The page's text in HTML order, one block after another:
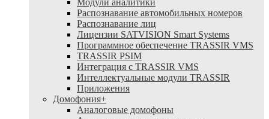
Модули аналитики
Распознавание автомобильных номеров
Распознавание лиц
Лицензии SATVISION Smart Systems
Программное обеспечение TRASSIR VMS
TRASSIR PSIM
Интеграция с TRASSIR VMS
Интеллектуальные модули TRASSIR
Приложения
Домофония+
Аналоговые домофоны